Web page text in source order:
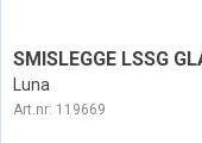
Luna
Art.nr: 119669